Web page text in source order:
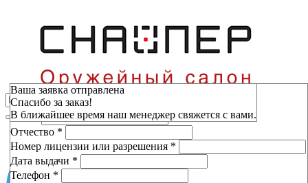
Зарезервировать
Фамилия*
Имя*
Отчество *
Номер лицензии или разрешения *
Дата выдачи *
Телефон *
Ваша заявка отправлена
Спасибо за заказ!
В ближайшее время наш менеджер свяжется с вами.